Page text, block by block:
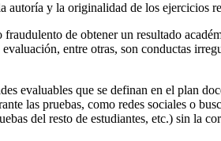
autoría y la originalidad de los ejercicios
de obtener un resultado
entre otras, son conductas
evaluables que se definan en el plan
las pruebas, como redes sociales o
del resto de estudiantes, etc.) sin la